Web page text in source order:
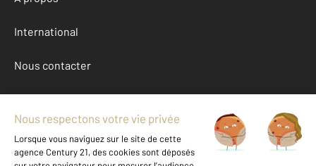
International
Nous contacter
Mentions légales & CGU et Barèmes d'honoraires
Données personnelles